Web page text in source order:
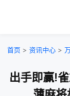
首页 > 资讯中心 >
出手即赢!